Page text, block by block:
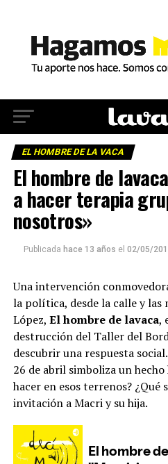
EL HOMBRE DE LA VACA
El hombre de
a hacer terapia
nosotros»
Publicada hace 13 años el 02/05/
Una intervención
la política, desde la calle y las
López, El hombre de lavaca,
destrucción del Taller del
descubrir una respuesta
26 de abril simboliza un
hacer en esos terrenos? ¿Qué
invitación a Macri y su hija.